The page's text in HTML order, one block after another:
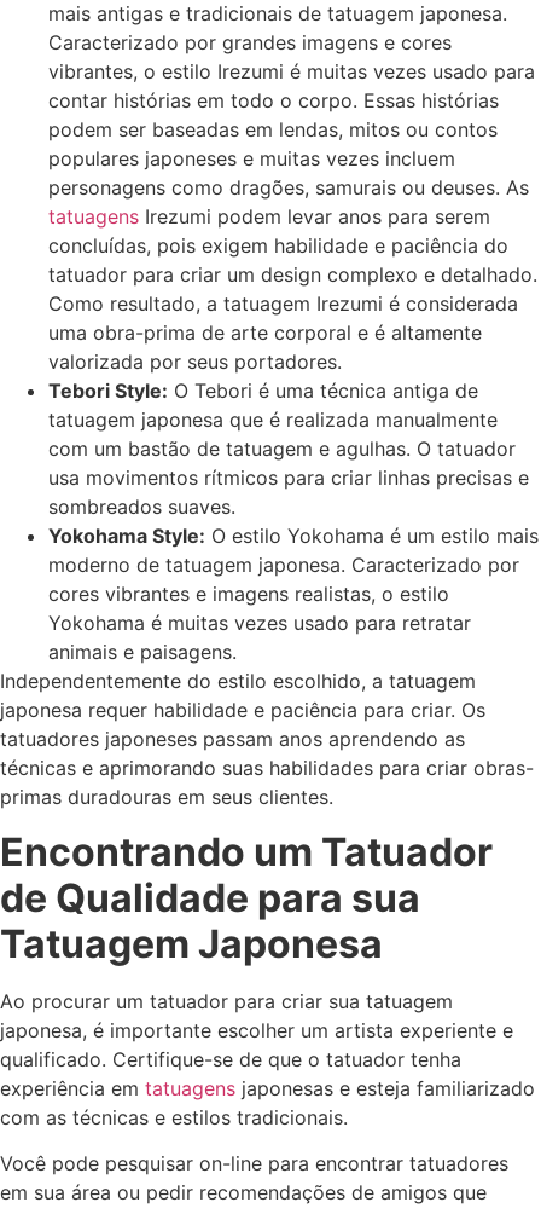
mais antigas e tradicionais de tatuagem japonesa.
Caracterizado por grandes imagens e cores
vibrantes, o estilo Irezumi é muitas vezes usado para
contar histórias em todo o corpo. Essas histórias
podem ser baseadas em lendas, mitos ou contos
populares japoneses e muitas vezes incluem
personagens como dragões, samurais ou deuses. As
tatuagens Irezumi podem levar anos para serem
concluídas, pois exigem habilidade e paciência do
tatuador para criar um design complexo e detalhado.
Como resultado, a tatuagem Irezumi é considerada
uma obra-prima de arte corporal e é altamente
valorizada por seus portadores.
Tebori Style: O Tebori é uma técnica antiga de
tatuagem japonesa que é realizada manualmente
com um bastão de tatuagem e agulhas. O tatuador
usa movimentos rítmicos para criar linhas precisas e
sombreados suaves.
Yokohama Style: O estilo Yokohama é um estilo mais
moderno de tatuagem japonesa. Caracterizado por
cores vibrantes e imagens realistas, o estilo
Yokohama é muitas vezes usado para retratar
animais e paisagens.
Independentemente do estilo escolhido, a tatuagem
japonesa requer habilidade e paciência para criar. Os
tatuadores japoneses passam anos aprendendo as
técnicas e aprimorando suas habilidades para criar obras-
primas duradouras em seus clientes.
Encontrando um Tatuador
de Qualidade para sua
Tatuagem Japonesa
Ao procurar um tatuador para criar sua tatuagem
japonesa, é importante escolher um artista experiente e
qualificado. Certifique-se de que o tatuador tenha
experiência em tatuagens japonesas e esteja familiarizado
com as técnicas e estilos tradicionais.
Você pode pesquisar on-line para encontrar tatuadores
em sua área ou pedir recomendações de amigos que